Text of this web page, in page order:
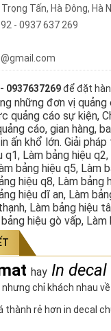
Tấn, Hà Đông, Hà
- 0937 637 269
0937637269để đặt
những đơn vị quảng
quảng cáo sự kiện,
cáo, gian hàng,
ấn khổ lớn. Giải
q1, Làm bảng hiệu
bảng hiệu q5, Làm
hiệu q8, Làm bảng
hiệu dĩ an, Làm
Làm bảng hiệu
hiệu gò vấp,
hay In
chỉ khách nhau về
thành rẻ hơn in decal